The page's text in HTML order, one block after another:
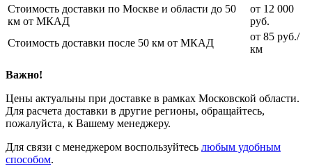
Стоимость доставки по Москве и области до 50
км от МКАД
от 12 000
руб.
Стоимость доставки после 50 км от МКАД
от 85 руб./
км
Важно!
Цены актуальны при доставке в рамках Московской области.
Для расчета доставки в другие регионы, обращайтесь,
пожалуйста, к Вашему менеджеру.
Для связи с менеджером воспользуйтесь любым удобным
способом.